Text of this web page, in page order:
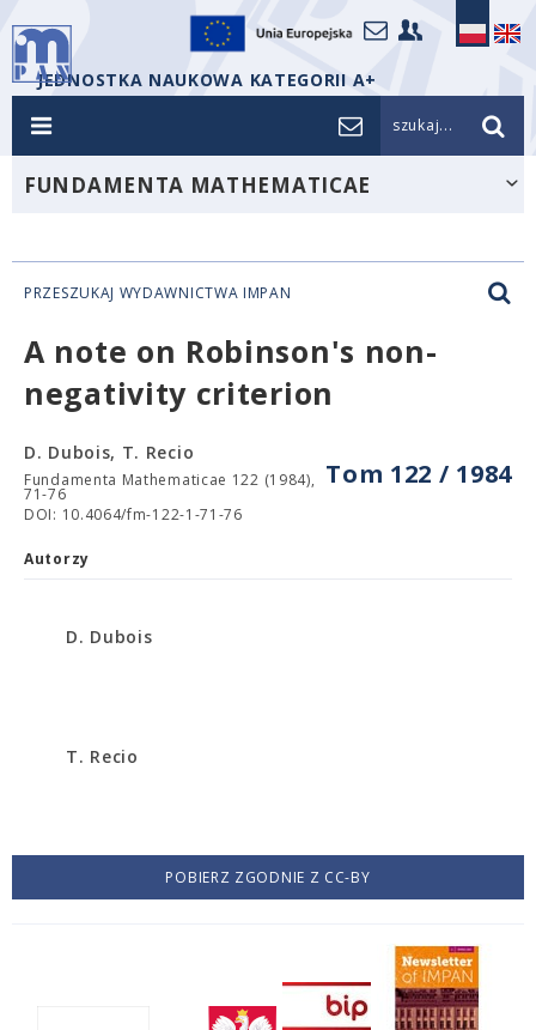
JEDNOSTKA NAUKOWA KATEGORII A+
szukaj...
FUNDAMENTA MATHEMATICAE
PRZESZUKAJ WYDAWNICTWA IMPAN
A note on Robinson's non-
negativity criterion
Tom 122 / 1984
D. Dubois, T. Recio
Fundamenta Mathematicae 122 (1984),
71-76
DOI: 10.4064/fm-122-1-71-76
Autorzy
D. Dubois
T. Recio
POBIERZ ZGODNIE Z CC-BY